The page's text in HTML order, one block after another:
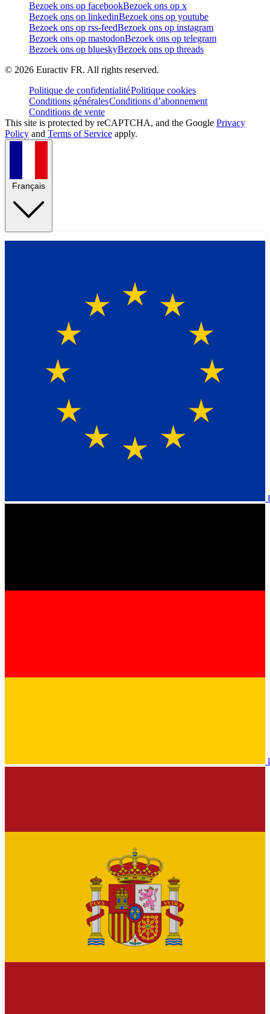
Bezoek ons op facebookBezoek ons op x
Bezoek ons op linkedinBezoek ons op youtube
Bezoek ons op rss-feedBezoek ons op instagram
Bezoek ons op mastodonBezoek ons op telegram
Bezoek ons op blueskyBezoek ons op threads
© 2026 Euractiv FR. All rights reserved.
Politique de confidentialitéPolitique cookies
Conditions généralesConditions d’abonnement
Conditions de vente
This site is protected by reCAPTCHA, and the Google Privacy
Policy and Terms of Service apply.
Français